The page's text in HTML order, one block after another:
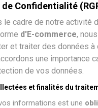
Confidentialité
le cadre de notre activité
d'E-commerce,
et traiter des données à
une importance
de vos données.
et finalités du
informations est une